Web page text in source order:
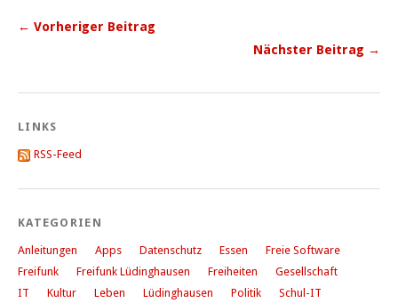
← Vorheriger Beitrag
Nächster Beitrag →
LINKS
RSS-Feed
KATEGORIEN
Anleitungen Apps Datenschutz Essen
Freie Software
Freifunk
Freifunk Lüdinghausen Freiheiten
Gesellschaft
IT
Kultur Leben Lüdinghausen Politik
Schul-IT